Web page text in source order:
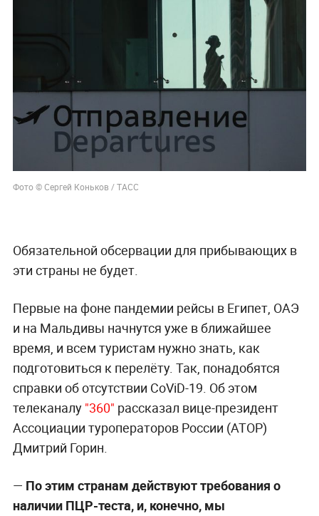
Фото © Сергей Коньков / ТАСС
Обязательной обсервации для прибывающих в
эти страны не будет.
Первые на фоне пандемии рейсы в Египет, ОАЭ
и на Мальдивы начнутся уже в ближайшее
время, и всем туристам нужно знать, как
подготовиться к перелёту. Так, понадобятся
справки об отсутствии CoViD-19. Об этом
телеканалу"360" рассказал вице-президент
Ассоциации туроператоров России (АТОР)
Дмитрий Горин.
— По этим странам действуют требования о
наличии ПЦР-теста, и, конечно, мы